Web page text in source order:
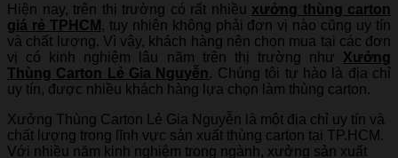
Hiện nay, trên thị trường có rất nhiều xưởng thùng carton
giá rẻ TPHCM , tuy nhiên không phải đơn vị nào cũng uy tín
và chất lượng. Vì vậy, khách hàng nên chọn mua tại các đơn
vị có kinh nghiệm lâu năm trên thị trường như Xưởng
Thùng Carton Lẻ Gia Nguyễn. Chúng tôi tự hào là địa chỉ
uy tín, được nhiều khách hàng lựa chọn làm thùng carton.
Xưởng Thùng Carton Lẻ Gia Nguyễn là một địa chỉ uy tín và
chất lượng trong lĩnh vực sản xuất thùng carton tại TP.HCM.
Với nhiều năm kinh nghiệm trong ngành, xưởng sản xuất